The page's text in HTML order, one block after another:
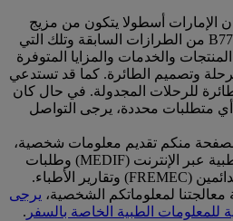
الإمارات أسطولا يتكون من مزيج
من طائرات A380 وA350 وB777 من الطرازات السابقة وتلك التي
والخدمات والمزايا المتوفرة
وتصميم الطائرة. كما قد تستدعي
للرحلات المجدولة. في حال كان
أي متطلبات محددة، يرجى التواصل
منكم تقديم معلومات شخصية،
بما في ذلك عبر الاستمارة الطبية عبر الإنترنت (MEDIF) وطلبات
البطاقة الطبية للمسافرين الدائمين (FREMEC) وتقارير الأطباء.
لمعلوماتكم الشخصية، يرجى
للمعلومات الطبية الخاصة بالسفر .